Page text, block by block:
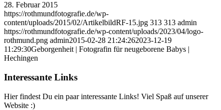
28. Februar 2015
https://rothmundfotografie.de/wp-
content/uploads/2015/02/ArtikelbildRF-15.jpg 313 313 admin
https://rothmundfotografie.de/wp-content/uploads/2023/04/logo-
rothmund.png admin2015-02-28 21:24:262023-12-19
11:29:30Geborgenheit | Fotografin für neugeborene Babys |
Hechingen
Interessante Links
Hier findest Du ein paar interessante Links! Viel Spaß auf unserer
Website :)